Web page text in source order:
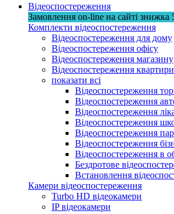
Відеоспостереження
Замовлення on-line на сайті знижка
Комплекти відеоспостереження
Відеоспостереження для дому
Відеоспостереження офісу
Відеоспостереження магазину
Відеоспостереження квартири
показати всі
Відеоспостереження
Відеоспостереження
Відеоспостереження
Відеоспостереження
Відеоспостереження
Відеоспостереження
Відеоспостереження в
Бездротове
Встановлення
Камери відеоспостереження
Turbo HD відеокамери
IP відеокамери